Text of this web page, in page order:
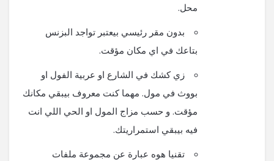
محل.
بدون مقر رئيسي بيعتبر تواجد البزنس
بتاعك في اي مكان مؤقت.
زي كشك في الشارع او عربية الفول او
بووث في مول. مهما كنت معروف بيبقي مكانك
مؤقت. و حسب مزاج المول او الحي اللي انت
فيه بيبقي استمراريتك.
تقنيا هوه عبارة عن مجموعة ملفات